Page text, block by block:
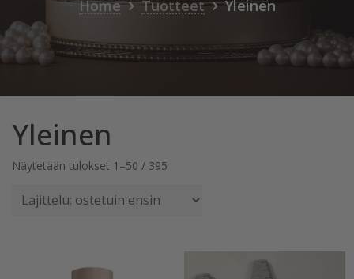
Home Tuotteet Yleinen
Yleinen
Näytetään tulokset 1–50 / 395